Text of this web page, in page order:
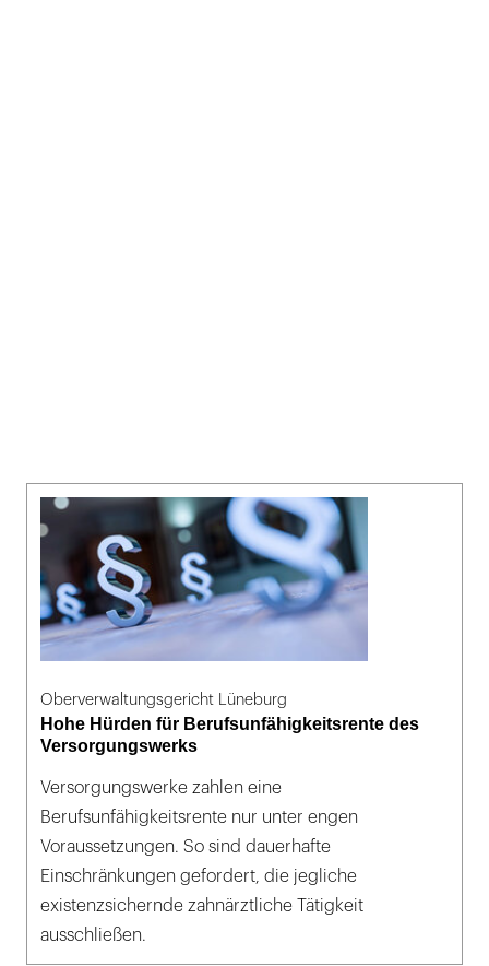
Oberverwaltungsgericht Lüneburg
Hohe Hürden für Berufsunfähigkeitsrente des
Versorgungswerks
Versorgungswerke zahlen eine
Berufsunfähigkeitsrente nur unter engen
Voraussetzungen. So sind dauerhafte
Einschränkungen gefordert, die jegliche
existenzsichernde zahnärztliche Tätigkeit
ausschließen.